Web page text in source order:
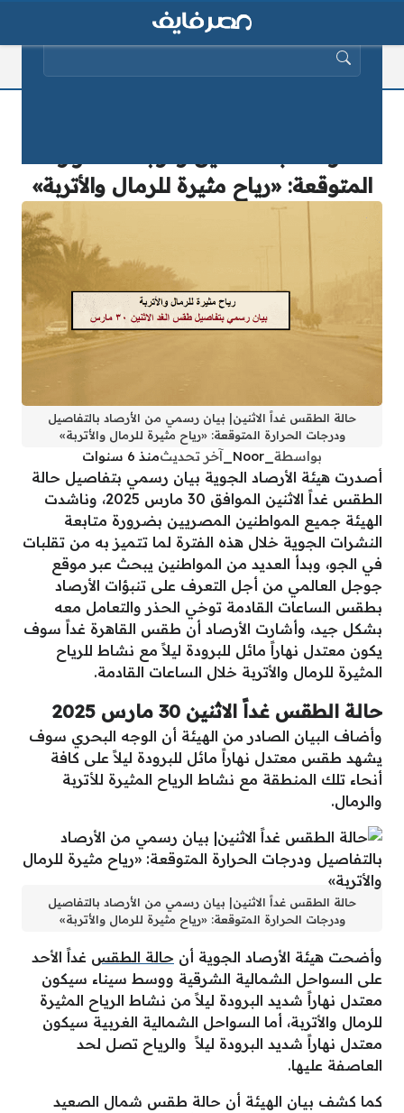
المتوقعة: «رياح مثيرة للرمال والأتربة»
حالة الطقس غداً الاثنين| بيان رسمي من الأرصاد بالتفاصيل
ودرجات الحرارة المتوقعة: «رياح مثيرة للرمال والأتربة»
بواسطة آخر تحديثمنذ 6 سنوات
أصدرت هيئة الأرصاد الجوية بيان رسمي بتفاصيل حالة
الطقس غداً الاثنين الموافق 30 مارس 2025، وناشدت
الهيئة جميع المواطنين المصريين بضرورة متابعة
النشرات الجوية خلال هذه الفترة لما تتميز به من تقلبات
في الجو، وبدأ العديد من المواطنين يبحث عبر موقع
جوجل العالمي من أجل التعرف على تنبؤات الأرصاد
بطقس الساعات القادمة توخي الحذر والتعامل معه
بشكل جيد، وأشارت الأرصاد أن طقس القاهرة غداً سوف
يكون معتدل نهاراً مائل للبرودة ليلاً مع نشاط للرياح
المثيرة للرمال والأتربة خلال الساعات القادمة.
حالة الطقس غداً الاثنين 30 مارس 2025
وأضاف البيان الصادر من الهيئة أن الوجه البحري سوف
يشهد طقس معتدل نهاراً مائل للبرودة ليلاً على كافة
أنحاء تلك المنطقة مع نشاط الرياح المثيرة للأتربة
والرمال.
حالة الطقس غداً الاثنين| بيان رسمي من الأرصاد بالتفاصيل
ودرجات الحرارة المتوقعة: «رياح مثيرة للرمال والأتربة»
وأضحت هيئة الأرصاد الجوية أن حالة الطقس غداً الأحد
على السواحل الشمالية الشرقية ووسط سيناء سيكون
معتدل نهاراً شديد البرودة ليلاً من نشاط الرياح المثيرة
للرمال والأتربة، أما السواحل الشمالية الغربية سيكون
معتدل نهاراً شديد البرودة ليلاً والرياح تصل لحد
العاصفة عليها.
كما كشف بيان الهيئة أن حالة طقس شمال الصعيد
البحث عن: